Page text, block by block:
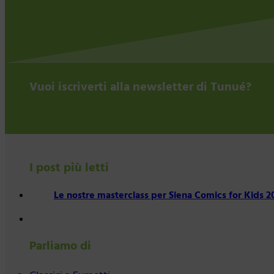
Vuoi iscriverti alla newsletter di Tunué?
I post più letti
Le nostre masterclass per Siena Comics for Kids
Parliamo di